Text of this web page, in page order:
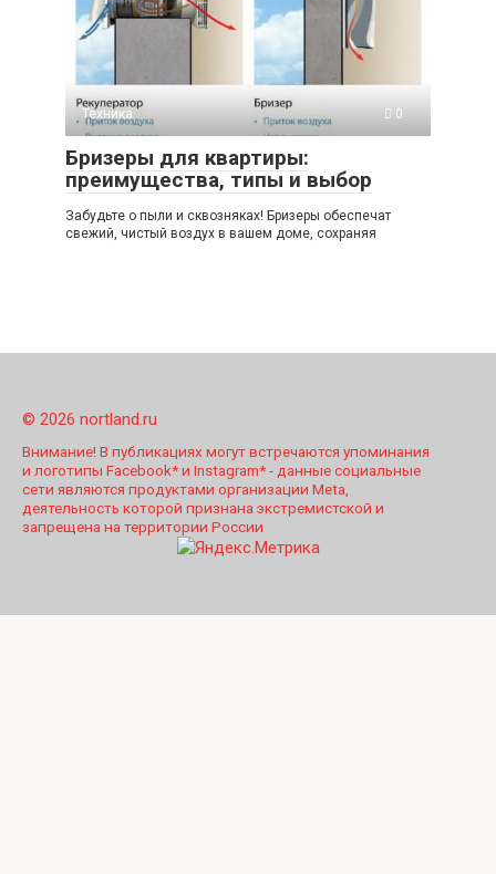
Техника 0
Бризеры для квартиры:
преимущества, типы и выбор
Забудьте о пыли и сквозняках! Бризеры обеспечат
свежий, чистый воздух в вашем доме, сохраняя
© 2026 nortland.ru
Внимание! В публикациях могут встречаются упоминания
и логотипы Facebook* и Instagram* - данные социальные
сети являются продуктами организации Meta,
деятельность которой признана экстремистской и
запрещена на территории России